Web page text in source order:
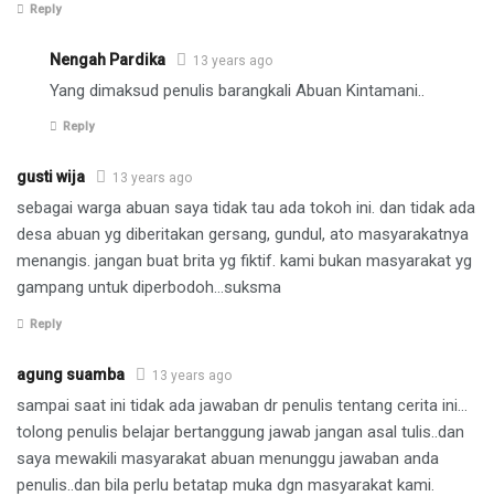
Reply
Nengah Pardika 13 years ago
Yang dimaksud penulis barangkali Abuan Kintamani..
Reply
gusti wija 13 years ago
sebagai warga abuan saya tidak tau ada tokoh ini. dan tidak ada
desa abuan yg diberitakan gersang, gundul, ato masyarakatnya
menangis. jangan buat brita yg fiktif. kami bukan masyarakat yg
gampang untuk diperbodoh…suksma
Reply
agung suamba 13 years ago
sampai saat ini tidak ada jawaban dr penulis tentang cerita ini…
tolong penulis belajar bertanggung jawab jangan asal tulis..dan
saya mewakili masyarakat abuan menunggu jawaban anda
penulis..dan bila perlu betatap muka dgn masyarakat kami.